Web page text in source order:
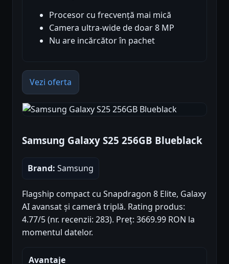
Procesor cu frecvență mai mică
Camera ultra-wide de doar 8 MP
Nu are incărcător în pachet
Vezi oferta
Samsung Galaxy S25 256GB Blueblack
Brand: Samsung
Flagship compact cu Snapdragon 8 Elite, Galaxy
AI avansat și cameră triplă. Rating produs:
4.77/5 (nr. recenzii: 283). Preț: 3669.99 RON la
momentul datelor.
Avantaje